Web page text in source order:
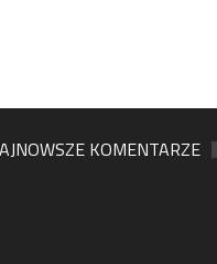
KOMENTARZE